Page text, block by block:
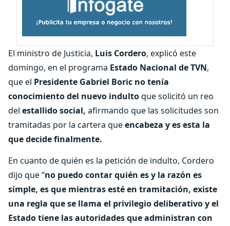
El ministro de Justicia, Luis Cordero, explicó este
domingo, en el programa Estado Nacional de TVN,
que el Presidente Gabriel Boric no tenía
conocimiento del nuevo indultoque solicitó un reo
del estallido social, afirmando que las solicitudes son
tramitadas por la cartera queencabeza y es esta la
que decide finalmente.
En cuanto de quién es la petición de indulto, Cordero
dijo que “no puedo contar quién es y la razón es
simple, es que mientras esté en tramitación, existe
una regla que se llama el privilegio deliberativo y el
Estado tiene las autoridades que administran con